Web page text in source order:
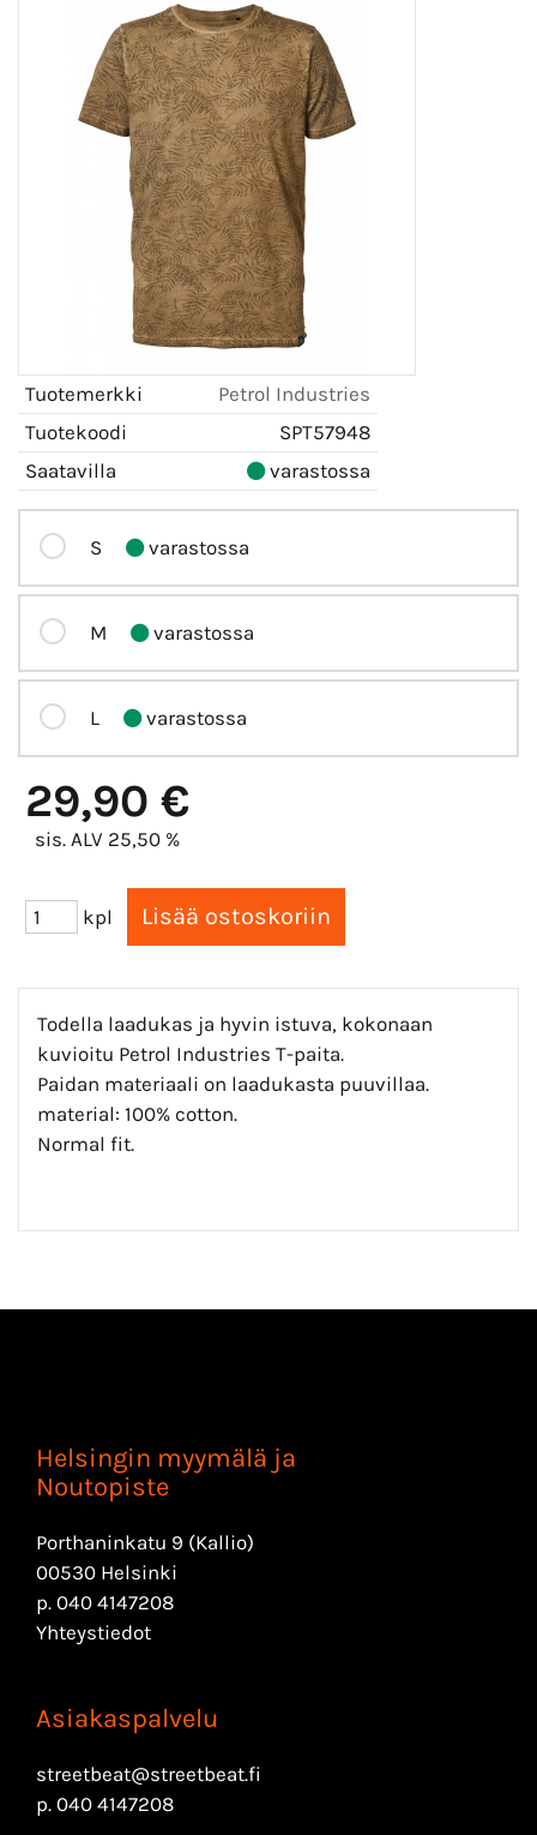
Tuotemerkki
Petrol Industries
Tuotekoodi
SPT57948
Saatavilla
varastossa
S varastossa
M varastossa
L varastossa
29,90 €
sis. ALV 25,50 %
kpl
Todella laadukas ja hyvin istuva, kokonaan
kuvioitu Petrol Industries T-paita.
Paidan materiaali on laadukasta puuvillaa.
material: 100% cotton.
Normal fit.
Helsingin myymälä ja
Noutopiste
Porthaninkatu 9 (Kallio)
00530 Helsinki
p. 040 4147208
Yhteystiedot
Asiakaspalvelu
streetbeat@streetbeat.fi
p. 040 4147208